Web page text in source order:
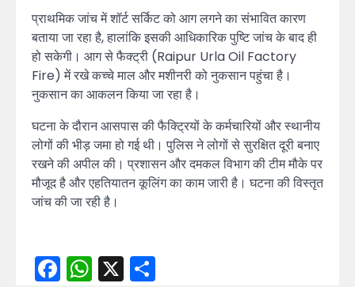
प्राथमिक जांच में शॉर्ट सर्किट को आग लगने का संभावित कारण
बताया जा रहा है, हालांकि इसकी आधिकारिक पुष्टि जांच के बाद ही
हो सकेगी। आग से फैक्ट्री (Raipur Urla Oil Factory
Fire) में रखे कच्चे माल और मशीनरी को नुकसान पहुंचा है।
नुकसान का आकलन किया जा रहा है।
घटना के दौरान आसपास की फैक्ट्रियों के कर्मचारियों और स्थानीय
लोगों की भीड़ जमा हो गई थी। पुलिस ने लोगों से सुरक्षित दूरी बनाए
रखने की अपील की। प्रशासन और दमकल विभाग की टीम मौके पर
मौजूद है और एहतियातन कूलिंग का काम जारी है। घटना की विस्तृत
जांच की जा रही है।
Facebook
WhatsApp
X